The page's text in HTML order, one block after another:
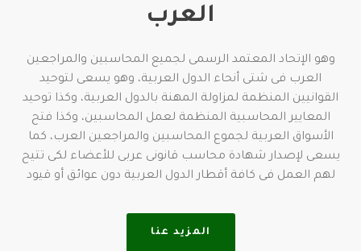
العرب
وهو الإتحاد المعتمد الرسمى لجميع المحاسبين والمراجعين
العرب فى شتى أنحاء الدول العربية، وهو يسعى لتوحيد
القوانيين المنظمة لمزاولة المهنة بالدول العربية، وكذا توحيد
المعايير المحاسبية المنظمة لعمل المحاسبين، وكذا فتح
الأسواق العربية لجموع المحاسبين والمراجعين العرب، كما
يسعى لإصدار شهادة محاسب قانونى عربى للأعضاء لكى تتيح
لهم العمل فى كافة أقطار الدول العربية دون عوائق أو قيود
المزيد عنا